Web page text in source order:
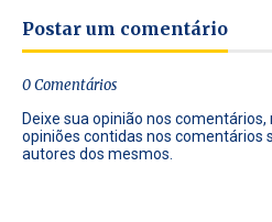
Postar um comentário
0 Comentários
Deixe sua opinião nos
opiniões contidas nos comentários
autores dos mesmos.